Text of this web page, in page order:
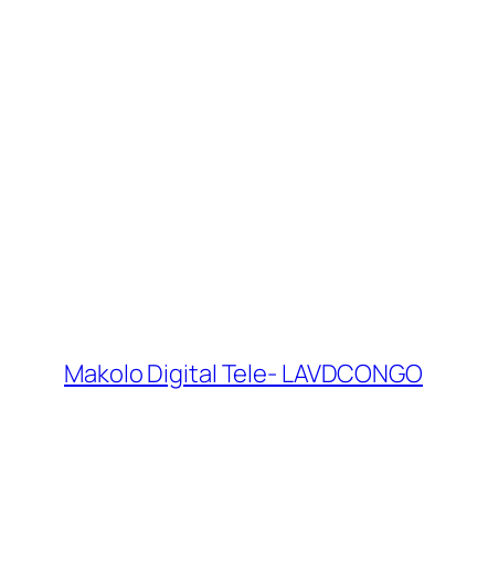
Makolo Digital Tele- LAVDCONGO